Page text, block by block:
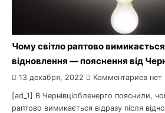
Чому світло раптово
відновлення — пояснення від
13 декабря, 2022 Комментариев нет
[ad_1] В Чернівціобленерго пояснили,
раптово вимикається відразу після